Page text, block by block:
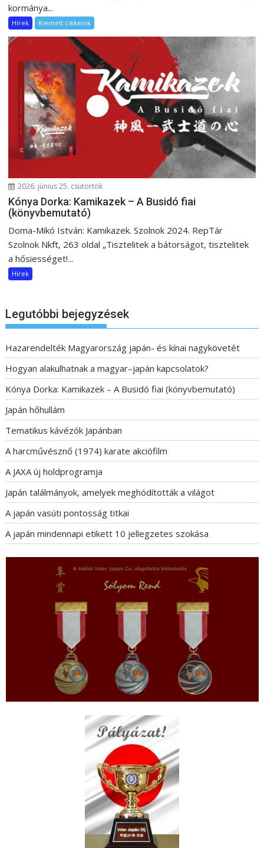
kormánya...
Hírek Kiemelt cikkeink
2026. június 25. csütörtök
Kónya Dorka: Kamikazek – A Busidó fiai
(könyvbemutató)
Doma-Mikó István: Kamikazek. Szolnok 2024. RepTár
Szolnok Nkft, 263 oldal „Tisztelitek a bátorságot, tisztelitek
a hősiességet!...
Hírek
Legutóbbi bejegyzések
Hazarendelték Magyarország japán- és kínai nagykövetét
Hogyan alakulhatnak a magyar–japán kapcsolatok?
Kónya Dorka: Kamikazek – A Busidó fiai (könyvbemutató)
Japán hőhullám
Tematikus kávézók Japánban
A harcművésznő (1974) karate akciófilm
A JAXA új holdprogramja
Japán találmányok, amelyek meghódították a világot
A japán vasúti pontosság titkai
A japán mindennapi etikett 10 jellegzetes szokása